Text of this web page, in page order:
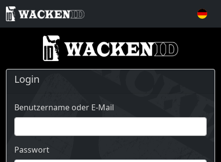
Login
Benutzername oder E-Mail
Passwort